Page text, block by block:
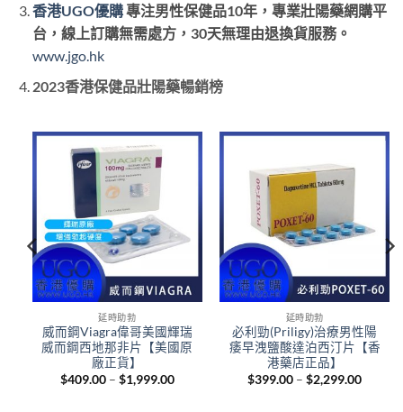
香港UGO優購專注男性保健品10年，專業壯陽藥網購平
台，線上訂購無需處方，30天無理由退換貨服務。
www.jgo.hk
2023香港保健品壯陽藥暢銷榜
延時助勃
威而鋼Viagra偉哥美國輝瑞
威而鋼西地那非片【美國原
廠正貨】
$409.00 – $1,999.00Price
延時助勃
必利勁(Priligy)治療男性陽
痿早洩鹽酸達泊西汀片【香
港藥店正品】
$399.00 – $2,299.00Price